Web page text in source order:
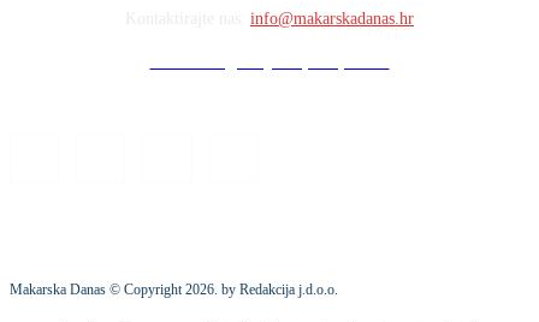
info@makarskadanas.hr
Makarska Danas © Copyright2026. by Redakcija j.d.o.o.